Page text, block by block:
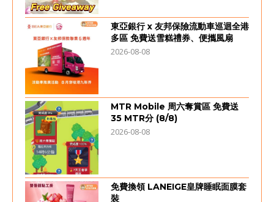
東亞銀行 x 友邦保險流動車巡迴全港
多區 免費送雪糕禮券、便攜風扇
2026-08-08
MTR Mobile 周六奪賞區 免費送
35 MTR分 (8/8)
2026-08-08
免費換領 LANEIGE皇牌睡眠面膜套
裝